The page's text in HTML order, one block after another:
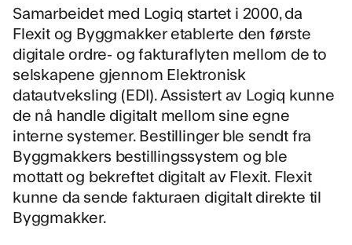
Samarbeidet med Logiq startet i 2000, da
Flexit og Byggmakker etablerte den første
digitale ordre- og fakturaflyten mellom de to
selskapene gjennom Elektronisk
datautveksling (EDI). Assistert av Logiq kunne
de nå handle digitalt mellom sine egne
interne systemer. Bestillinger ble sendt fra
Byggmakkers bestillingssystem og ble
mottatt og bekreftet digitalt av Flexit. Flexit
kunne da sende fakturaen digitalt direkte til
Byggmakker.